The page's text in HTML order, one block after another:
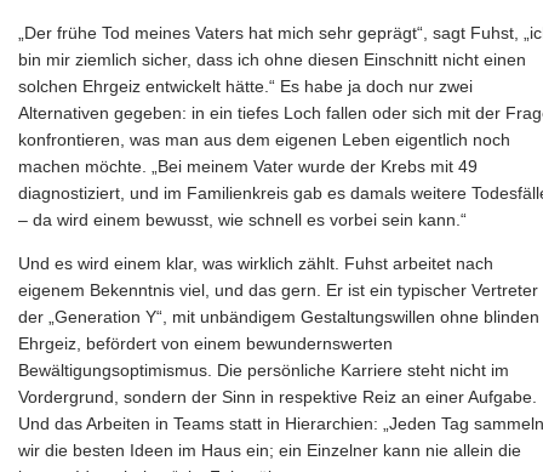
„Der frühe Tod meines Vaters hat mich sehr geprägt“, sagt Fuhst,
bin mir ziemlich sicher, dass ich ohne diesen Einschnitt nicht einen
solchen Ehrgeiz entwickelt hätte.“ Es habe ja doch nur zwei
Alternativen gegeben: in ein tiefes Loch fallen oder sich mit der
konfrontieren, was man aus dem eigenen Leben eigentlich noch
machen möchte. „Bei meinem Vater wurde der Krebs mit 49
diagnostiziert, und im Familienkreis gab es damals weitere
– da wird einem bewusst, wie schnell es vorbei sein kann.“
Und es wird einem klar, was wirklich zählt. Fuhst arbeitet nach
eigenem Bekenntnis viel, und das gern. Er ist ein typischer Vertreter
der „Generation Y“, mit unbändigem Gestaltungswillen ohne blinden
Ehrgeiz, befördert von einem bewundernswerten
Bewältigungsoptimismus. Die persönliche Karriere steht nicht im
Vordergrund, sondern der Sinn in respektive Reiz an einer Aufgabe.
Und das Arbeiten in Teams statt in Hierarchien: „Jeden Tag sammeln
wir die besten Ideen im Haus ein; ein Einzelner kann nie allein die